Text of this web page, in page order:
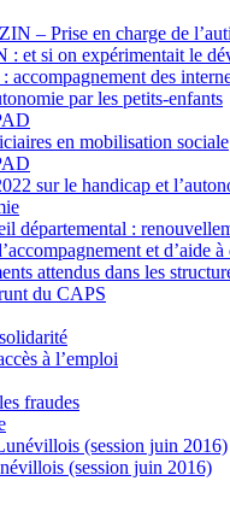
– Prise en charge de
et si on expérimentait le
des
par les petits-enfants
en mobilisation sociale
sur le handicap et
départemental :
et d’aide
attendus dans les
du CAPS
à l’emploi
fraudes
(session juin 2016)
(session juin 2016)